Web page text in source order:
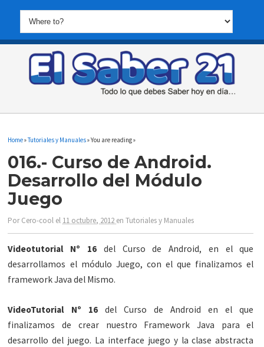
Home»Tutoriales y Manuales» You are reading »
016.- Curso de Android.
Desarrollo del Módulo
Juego
PorCero-cool el 11 octubre, 2012 enTutoriales y Manuales
Videotutorial Nº 16del Curso de Android, en el que
desarrollamos el módulo Juego, con el que finalizamos el
framework Java del Mismo.
VideoTutorial Nº 16del Curso de Android en el que
finalizamos de crear nuestro Framework Java para el
desarrollo del juego. La interface juego y la clase abstracta